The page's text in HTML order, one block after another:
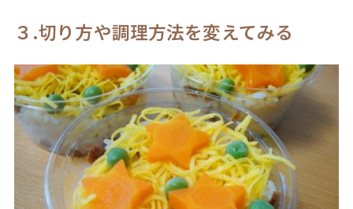
３.切り方や調理方法を変えてみる